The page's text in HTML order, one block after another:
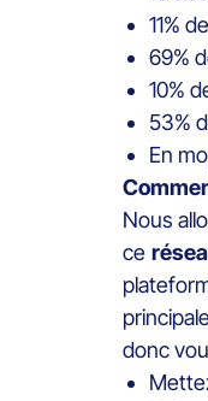
11%
69%
10%
53%
En
Nous
ce
donc